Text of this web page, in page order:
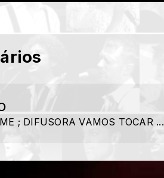
; DIFUSORA VAMOS TOCAR ...